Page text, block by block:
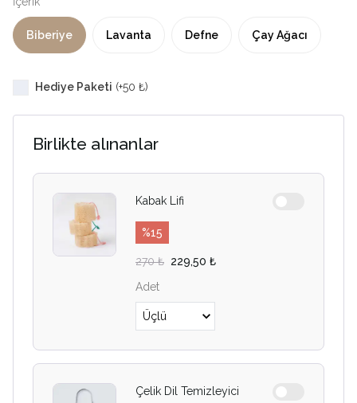
Biberiye Lavanta Defne Çay Ağacı
Hediye Paketi (+50 ₺)
Birlikte alınanlar
Kabak Lifi
%15
270 ₺ 229,50 ₺
Adet
Çelik Dil Temizleyici